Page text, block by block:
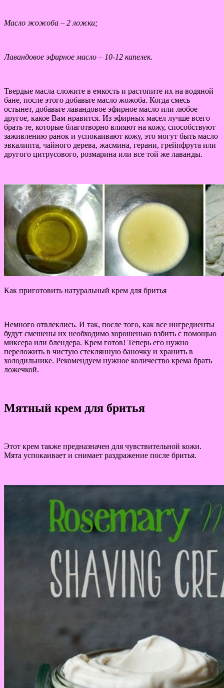
Масло жожоба – 2 ложки;
Лавандовое эфирное масло – 10-12 капелек.
Твердые масла сложите в емкость и растопите их на водяной
бане, после этого добавьте масло жожоба. Когда смесь
остынет, добавьте лавандовое эфирное масло или любое
другое, какое Вам нравится. Из эфирных масел лучше всего
брать те, которые благотворно влияют на кожу, способствуют
заживлению ранок и успокаивают кожу, это могут быть масло
эвкалипта, чайного дерева, жасмина, герани, грейпфрута или
другого цитрусового, розмарина или все той же лаванды.
Как приготовить натуральный крем для бритья
Немного отвлеклись. И так, после того, как все ингредиенты
будут смешены их необходимо хорошенько взбить с помощью
миксера или блендера. Крем готов! Теперь его нужно
переложить в чистую стеклянную баночку и хранить в
холодильнике. Рекомендуем нужное количество крема брать
ложечкой.
Мятный крем для бритья
Этот крем также предназначен для чувствительной кожи.
Мята успокаивает и снимает раздражение после бритья.